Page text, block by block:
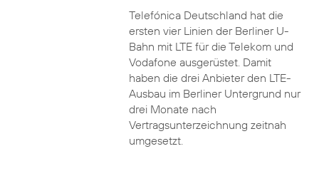
Telefónica Deutschland hat die
ersten vier Linien der Berliner U-
Bahn mit LTE für die Telekom und
Vodafone ausgerüstet. Damit
haben die drei Anbieter den LTE-
Ausbau im Berliner Untergrund nur
drei Monate nach
Vertragsunterzeichnung zeitnah
umgesetzt.